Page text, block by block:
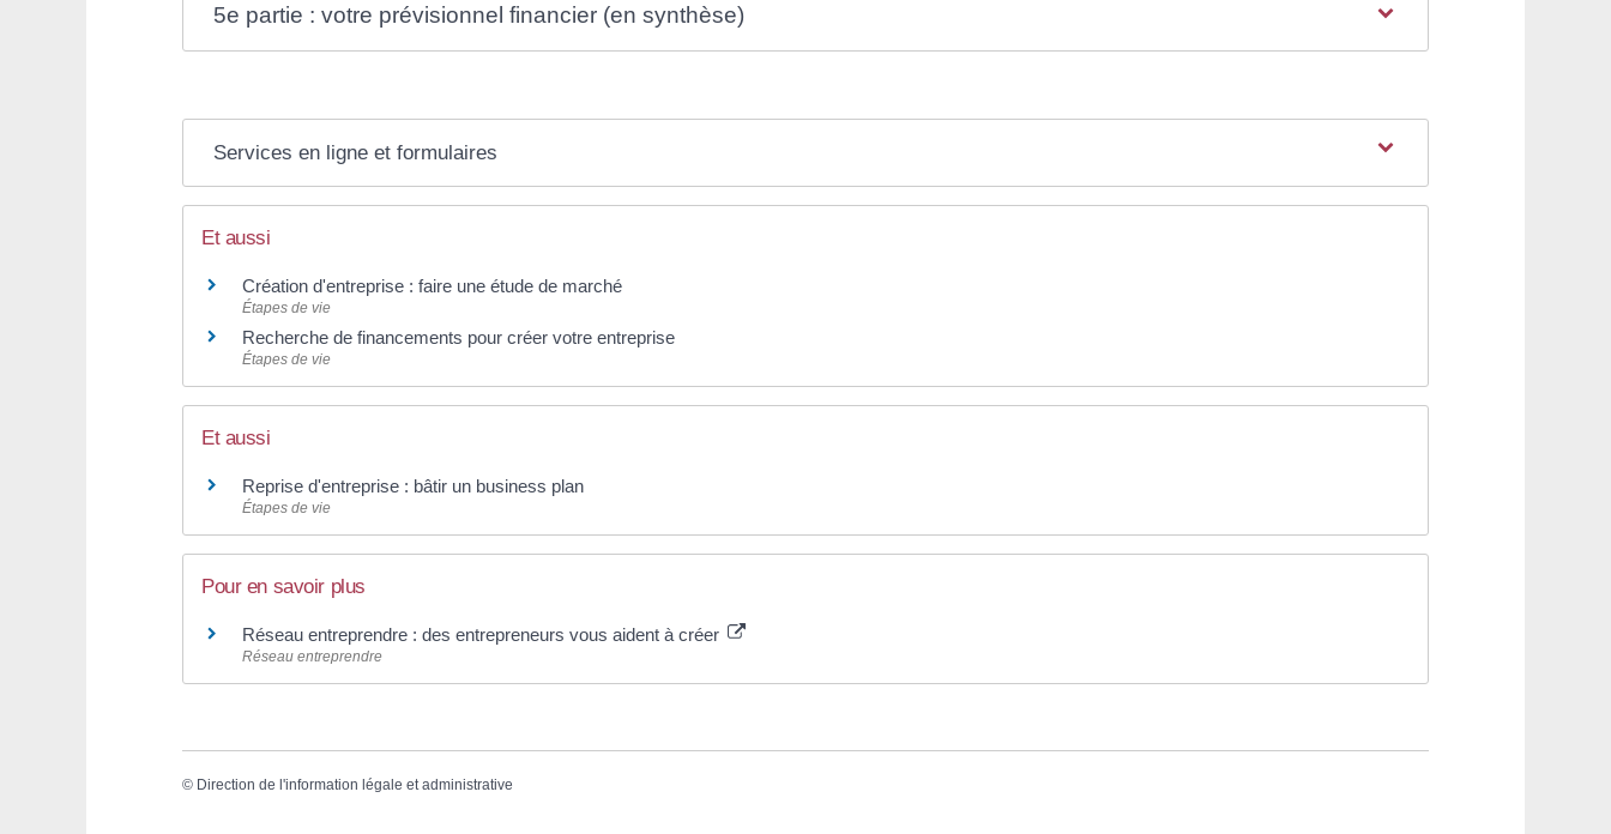
5e partie : votre prévisionnel financier (en synthèse)
Services en ligne et formulaires
Et aussi
Création d'entreprise : faire une étude de marché
Étapes de vie
Recherche de financements pour créer votre entreprise
Étapes de vie
Et aussi
Reprise d'entreprise : bâtir un business plan
Étapes de vie
Pour en savoir plus
Réseau entreprendre : des entrepreneurs vous aident à créer
Réseau entreprendre
© Direction de l'information légale et administrative